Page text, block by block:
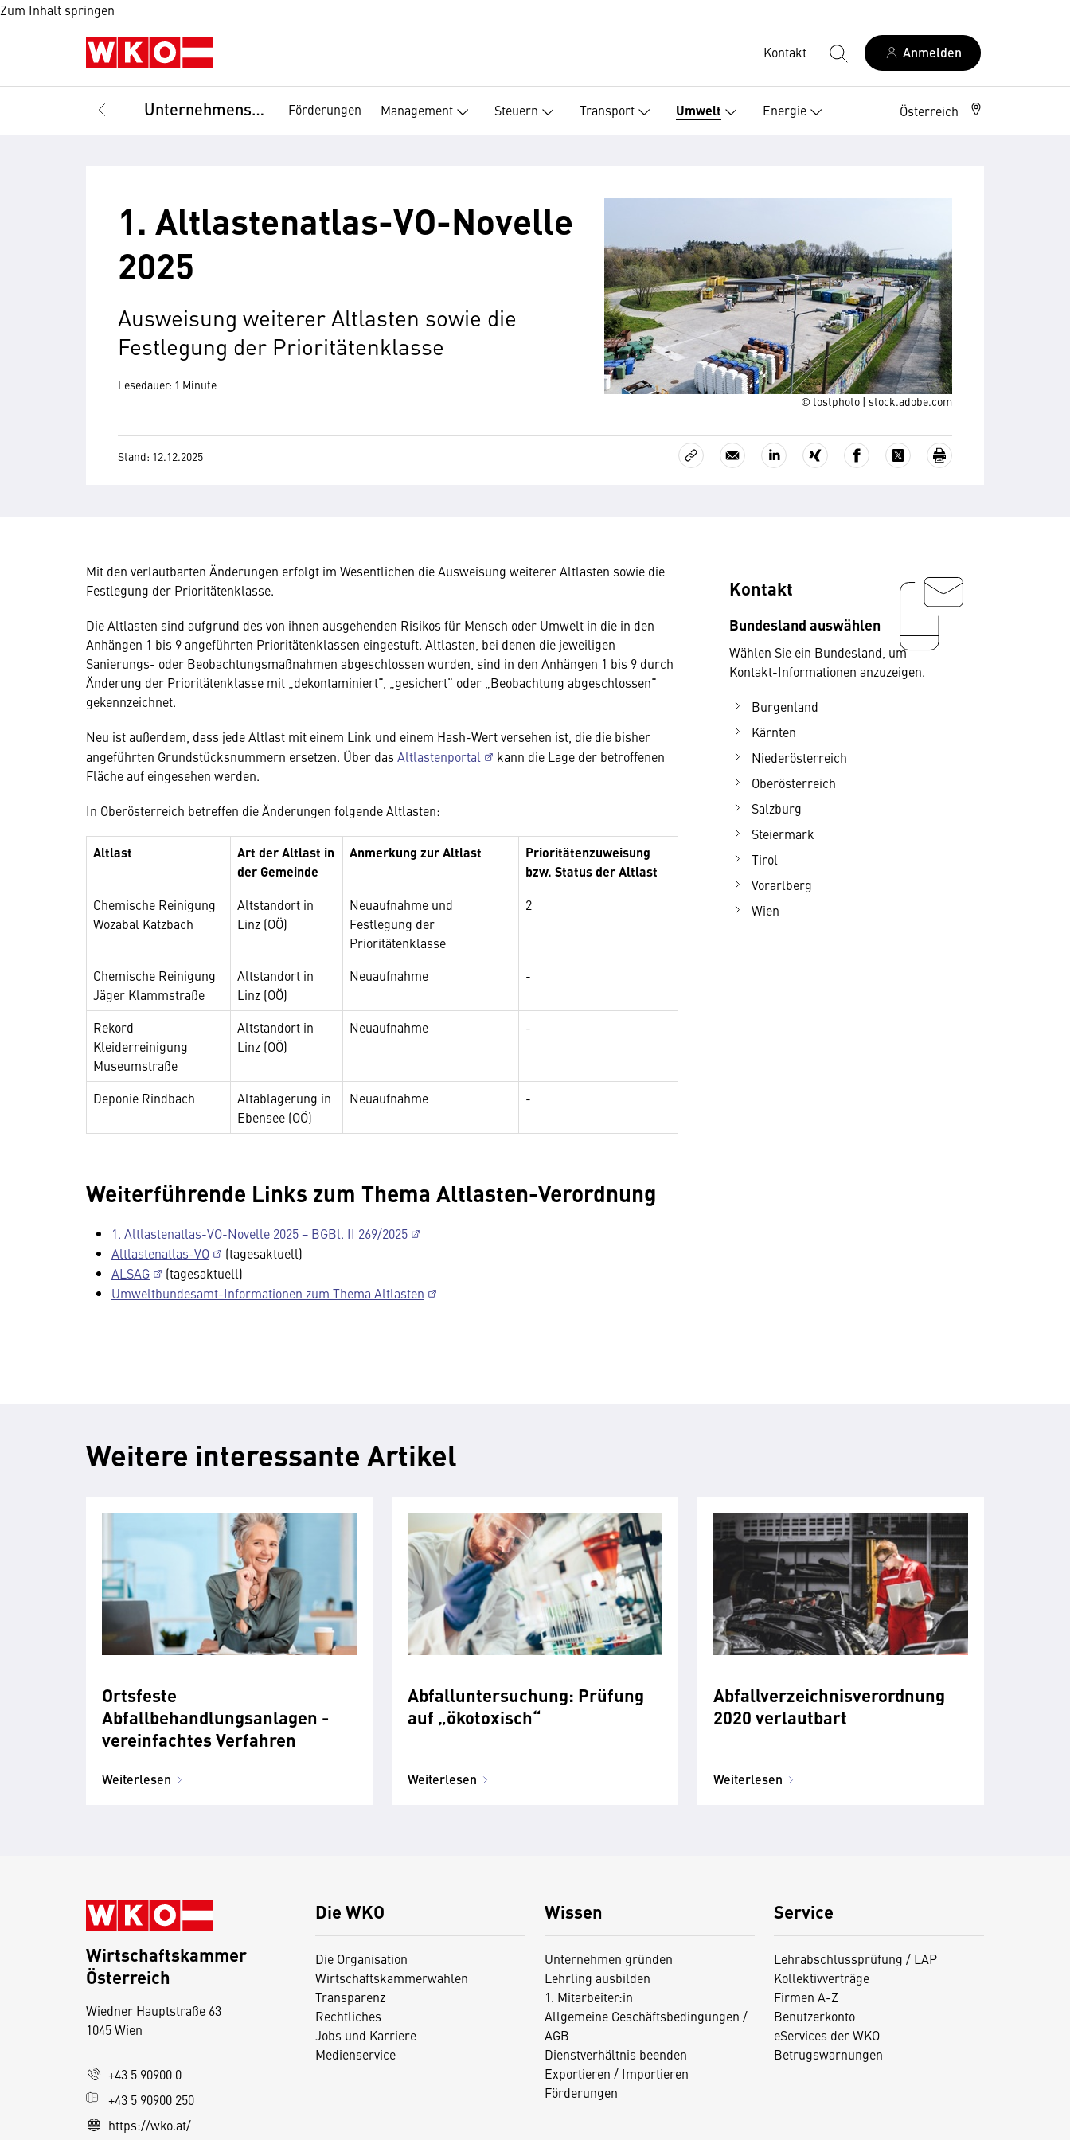
Zum Inhalt springen
Kontakt Anmelden
Unternehmensführung Förderungen Management Steuern Transport Umwelt Energie Österreich
© tostphoto | stock.adobe.com
1. Altlastenatlas-VO-Novelle
2025
Ausweisung weiterer Altlasten sowie die
Festlegung der Prioritätenklasse
Lesedauer: 1 Minute
Stand: 12.12.2025
Mit den verlautbarten Änderungen erfolgt im Wesentlichen die Ausweisung weiterer Altlasten sowie die
Festlegung der Prioritätenklasse.
Die Altlasten sind aufgrund des von ihnen ausgehenden Risikos für Mensch oder Umwelt in die in den
Anhängen 1 bis 9 angeführten Prioritätenklassen eingestuft. Altlasten, bei denen die jeweiligen
Sanierungs- oder Beobachtungsmaßnahmen abgeschlossen wurden, sind in den Anhängen 1 bis 9 durch
Änderung der Prioritätenklasse mit „dekontaminiert“, „gesichert“ oder „Beobachtung abgeschlossen“
gekennzeichnet.
Neu ist außerdem, dass jede Altlast mit einem Link und einem Hash-Wert versehen ist, die die bisher
angeführten Grundstücksnummern ersetzen. Über das Altlastenportal
kann die Lage der betroffenen
Fläche auf eingesehen werden.
In Oberösterreich betreffen die Änderungen folgende Altlasten:
Altlast
Art der Altlast in
der Gemeinde
Anmerkung zur Altlast
Prioritätenzuweisung
bzw. Status der Altlast
Chemische Reinigung
Wozabal Katzbach
Altstandort in
Linz (OÖ)
Neuaufnahme und
Festlegung der
Prioritätenklasse
2
Chemische Reinigung
Jäger Klammstraße
Altstandort in
Linz (OÖ)
Neuaufnahme -
Rekord
Kleiderreinigung
Museumstraße
Altstandort in
Linz (OÖ)
Neuaufnahme -
Deponie Rindbach
Altablagerung in
Ebensee (OÖ)
Neuaufnahme -
Weiterführende Links zum Thema Altlasten-Verordnung
1. Altlastenatlas-VO-Novelle 2025 − BGBl. II 269/2025
Altlastenatlas-VO
(tagesaktuell)
ALSAG
(tagesaktuell)
Umweltbundesamt-Informationen zum Thema Altlasten
Kontakt
Bundesland auswählen
Wählen Sie ein Bundesland, um
Kontakt-Informationen anzuzeigen.
Burgenland
Kärnten
Niederösterreich
Oberösterreich
Salzburg
Steiermark
Tirol
Vorarlberg
Wien
Weitere interessante Artikel
Ortsfeste
Abfallbehandlungsanlagen -
vereinfachtes Verfahren
Weiterlesen
Abfalluntersuchung: Prüfung
auf „ökotoxisch“
Weiterlesen
Abfallverzeichnisverordnung
2020 verlautbart
Weiterlesen
Die WKO
Die Organisation
Wirtschaftskammerwahlen
Transparenz
Rechtliches
Jobs und Karriere
Medienservice
Wissen
Unternehmen gründen
Lehrling ausbilden
1. Mitarbeiter:in
Allgemeine Geschäftsbedingungen /
AGB
Dienstverhältnis beenden
Exportieren / Importieren
Förderungen
Service
Lehrabschlussprüfung / LAP
Kollektivverträge
Firmen A-Z
Benutzerkonto
eServices der WKO
Betrugswarnungen
Wirtschaftskammer
Österreich
Wiedner Hauptstraße 63
1045 Wien
+43 5 90900 0
+43 5 90900 250
https://wko.at/